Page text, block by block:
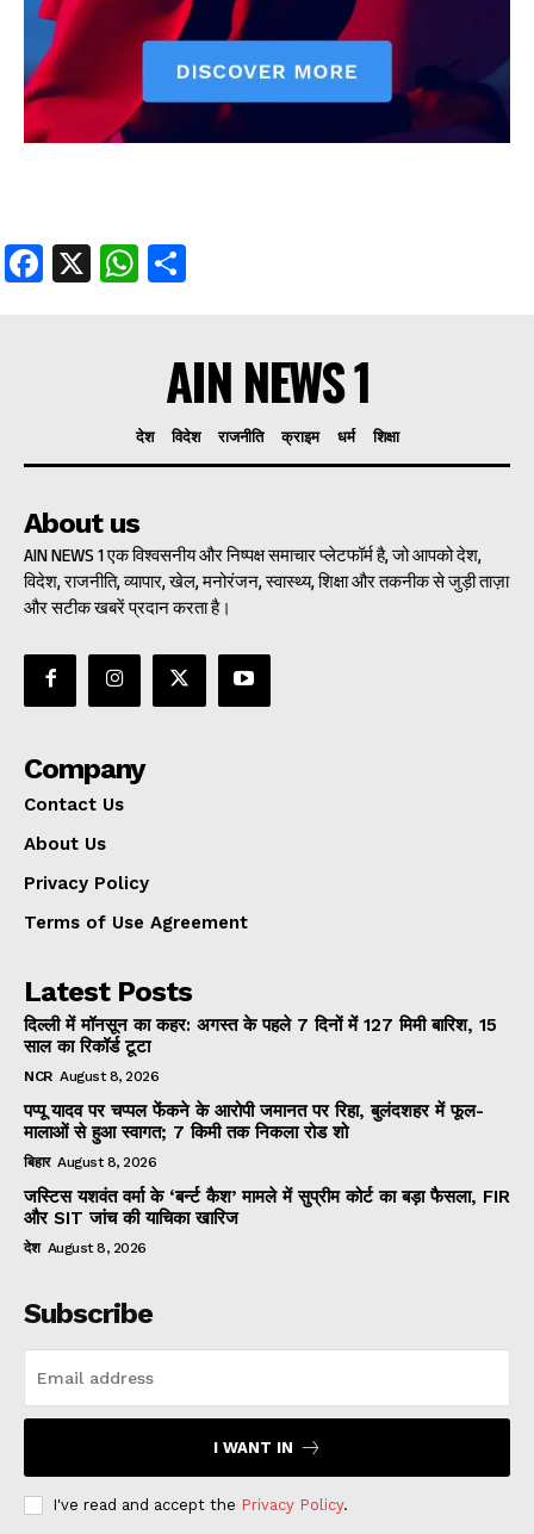
Facebook
X WhatsApp
AIN NEWS 1
देश विदेश राजनीति क्राइम धर्म शिक्षा
About us
AIN NEWS 1 एक विश्वसनीय और निष्पक्ष समाचार प्लेटफॉर्म है, जो आपको देश,
विदेश, राजनीति, व्यापार, खेल, मनोरंजन, स्वास्थ्य, शिक्षा और तकनीक से जुड़ी ताज़ा
और सटीक खबरें प्रदान करता है।
Company
Contact Us
About Us
Privacy Policy
Terms of Use Agreement
Latest Posts
दिल्ली में मॉनसून का कहर: अगस्त के पहले 7 दिनों में 127 मिमी बारिश, 15
साल का रिकॉर्ड टूटा
NCR August 8, 2026
पप्पू यादव पर चप्पल फेंकने के आरोपी जमानत पर रिहा, बुलंदशहर में फूल-
मालाओं से हुआ स्वागत; 7 किमी तक निकला रोड शो
बिहार August 8, 2026
जस्टिस यशवंत वर्मा के ‘बर्न्ट कैश’ मामले में सुप्रीम कोर्ट का बड़ा फैसला, FIR
और SIT जांच की याचिका खारिज
देश August 8, 2026
Subscribe
I WANT IN
I've read and accept the Privacy Policy.